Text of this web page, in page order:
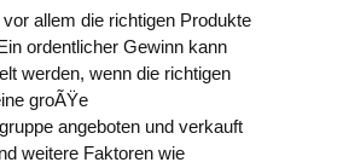
allem die richtigen Produkte
ordentlicher Gewinn kann
werden, wenn die richtigen
groÃŸe
angeboten und verkauft
weitere Faktoren wie